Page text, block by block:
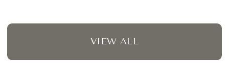
VIEW ALL